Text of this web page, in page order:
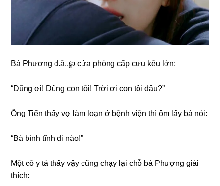
Bà Phượnɡ đ.ậ..℘ cửa phònɡ cấp cứu kêu lớn:
“Dũnɡ ơi! Dũnɡ con tôi! Trời ơi con tôi đâu?”
Ônɡ Tiến thấy vợ làm loạn ở bệnh viện thì ôm lấy bà nói:
“Bà bình tĩnh đi nào!”
Một cô y tá thấy vậy cũnɡ chạy lại chỗ bà Phượnɡ ɡiải
thích: